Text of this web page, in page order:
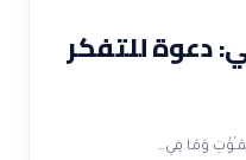
دعوة للتفكر
وَمَا فِي…